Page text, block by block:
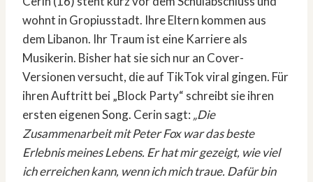
wohnt in Gropiusstadt. Ihre Eltern kommen aus
dem Libanon. Ihr Traum ist eine Karriere als
Musikerin. Bisher hat sie sich nur an Cover-
Versionen versucht, die auf TikTok viral gingen. Für
ihren Auftritt bei „Block Party“ schreibt sie ihren
ersten eigenen Song. Cerin sagt: „Die
Zusammenarbeit mit Peter Fox war das beste
Erlebnis meines Lebens. Er hat mir gezeigt, wie viel
ich erreichen kann, wenn ich mich traue. Dafür bin